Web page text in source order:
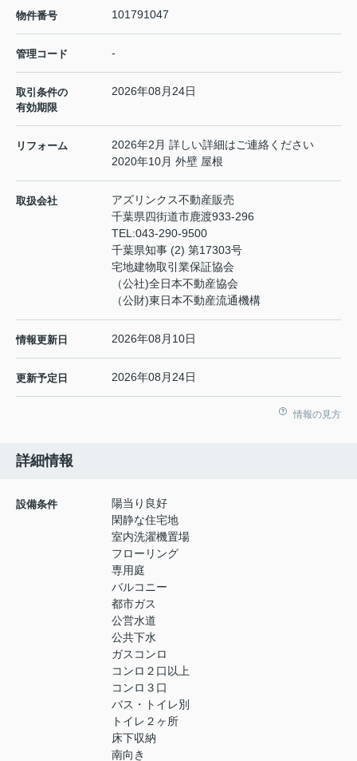
物件番号 101791047
管理コード -
取引条件の
有効期限
2026年08月24日
リフォーム
2026年2月 詳しい詳細はご連絡ください
2020年10月 外壁 屋根
取扱会社
アズリンクス不動産販売
千葉県四街道市鹿渡933-296
TEL:043-290-9500
千葉県知事 (2) 第17303号
宅地建物取引業保証協会
（公社)全日本不動産協会
（公財)東日本不動産流通機構
情報更新日 2026年08月10日
更新予定日 2026年08月24日
情報の見方
詳細情報
設備条件
陽当り良好
閑静な住宅地
室内洗濯機置場
フローリング
専用庭
バルコニー
都市ガス
公営水道
公共下水
ガスコンロ
コンロ２口以上
コンロ３口
バス・トイレ別
トイレ２ヶ所
床下収納
南向き